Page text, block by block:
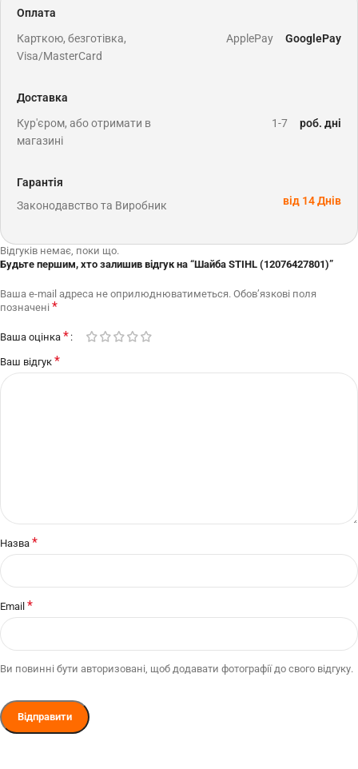
Оплата
Карткою, безготівка,
Visa/MasterCard
ApplePay GooglePay
Доставка
Кур'єром, або отримати в
магазині
1-7 роб. дні
Гарантія
Законодавство та Виробник
від 14 Днів
Відгуків немає, поки що.
Будьте першим, хто залишив відгук на “Шайба STIHL (12076427801)”
Ваша e-mail адреса не оприлюднюватиметься. Обов’язкові поля
позначені *
Ваша оцінка *
Ваш відгук *
Назва *
Email *
Ви повинні бути авторизовані, щоб додавати фотографії до свого відгуку.